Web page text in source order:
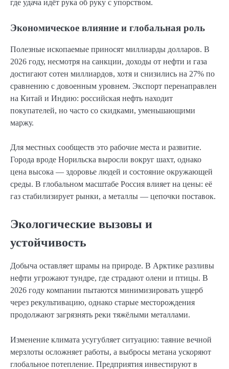
где удача идёт рука об руку с упорством.
Экономическое влияние и глобальная роль
Полезные ископаемые приносят миллиарды долларов. В
2026 году, несмотря на санкции, доходы от нефти и газа
достигают сотен миллиардов, хотя и снизились на 27% по
сравнению с довоенным уровнем. Экспорт перенаправлен
на Китай и Индию: российская нефть находит
покупателей, но часто со скидками, уменьшающими
маржу.
Для местных сообществ это рабочие места и развитие.
Города вроде Норильска выросли вокруг шахт, однако
цена высока — здоровье людей и состояние окружающей
среды. В глобальном масштабе Россия влияет на цены: её
газ стабилизирует рынки, а металлы — цепочки поставок.
Экологические вызовы и
устойчивость
Добыча оставляет шрамы на природе. В Арктике разливы
нефти угрожают тундре, где страдают олени и птицы. В
2026 году компании пытаются минимизировать ущерб
через рекультивацию, однако старые месторождения
продолжают загрязнять реки тяжёлыми металлами.
Изменение климата усугубляет ситуацию: таяние вечной
мерзлоты осложняет работы, а выбросы метана ускоряют
глобальное потепление. Предприятия инвестируют в